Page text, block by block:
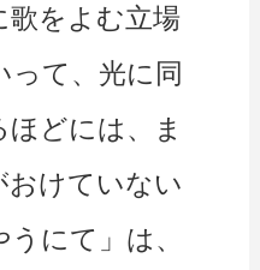
歌をよむ立場
って、光に同
どには、ま
おけていない
にて」は、